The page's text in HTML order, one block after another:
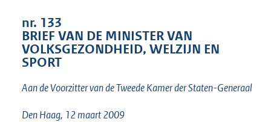
1
6
K
nr. 133
BRIEF VAN DE MINISTER VAN
VOLKSGEZONDHEID, WELZIJN EN
SPORT
Aan de Voorzitter van de Tweede Kamer der Staten-Generaal
Den Haag, 12 maart 2009